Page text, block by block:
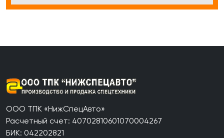
ООО ТПК «НижСпецАвто»
Расчетный счет: 40702810601070004267
БИК: 042202821